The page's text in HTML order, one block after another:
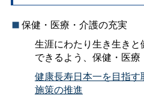
保健・医療・介護の充実
生涯にわたり生き生き
できるよう、保健・医療
健康長寿日本一を目指す
施策の推進